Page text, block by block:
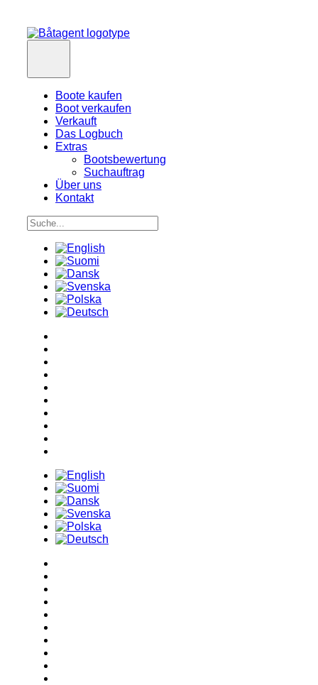
Boote kaufen
Boot verkaufen
Verkauft
Das Logbuch
Extras
Bootsbewertung
Suchauftrag
Über uns
Kontakt